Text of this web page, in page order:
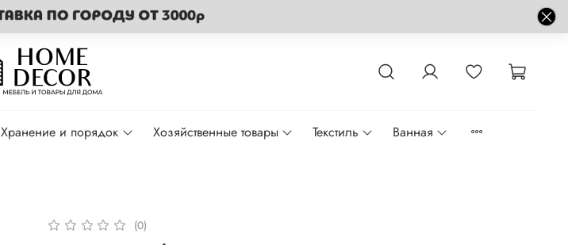
Хранение и порядок Хозяйственные товары Текстиль Ванная
(0)